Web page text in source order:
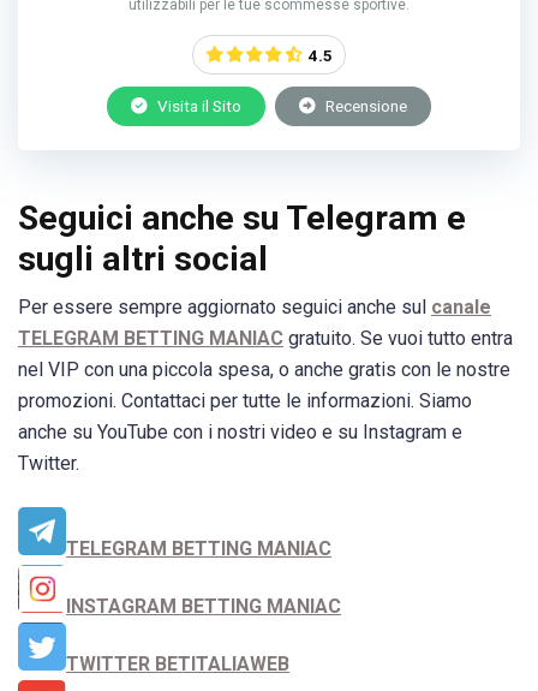
utilizzabili per le tue scommesse sportive.
4.5
Visita il Sito Recensione
Seguici anche su Telegram e
sugli altri social
Per essere sempre aggiornato seguici anche sul canale
TELEGRAM BETTING MANIAC gratuito. Se vuoi tutto entra
nel VIP con una piccola spesa, o anche gratis con le nostre
promozioni. Contattaci per tutte le informazioni. Siamo
anche su YouTube con i nostri video e su Instagram e
Twitter.
TELEGRAM BETTING MANIAC
INSTAGRAM BETTING MANIAC
TWITTER BETITALIAWEB